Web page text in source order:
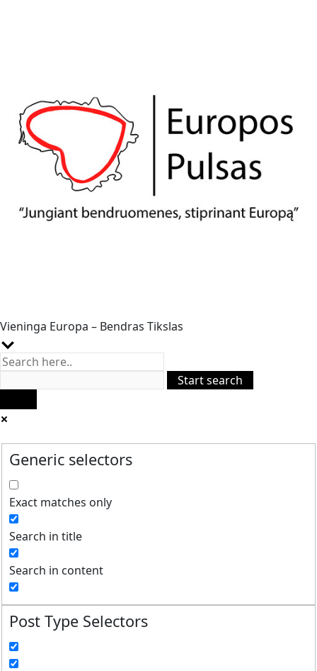
Vieninga Europa – Bendras Tikslas
Generic selectors
Exact matches only
Search in title
Search in content
Post Type Selectors